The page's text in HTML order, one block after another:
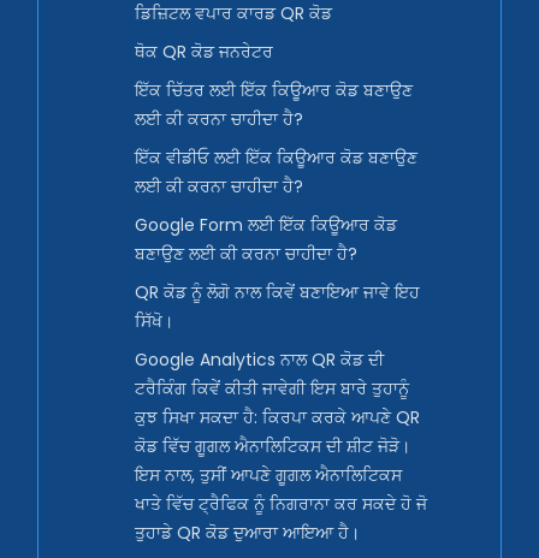
ਡਿਜ਼ਿਟਲ ਵਪਾਰ ਕਾਰਡ QR ਕੋਡ
ਥੋਕ QR ਕੋਡ ਜਨਰੇਟਰ
ਇੱਕ ਚਿੱਤਰ ਲਈ ਇੱਕ ਕਿਊਆਰ ਕੋਡ ਬਣਾਉਣ
ਲਈ ਕੀ ਕਰਨਾ ਚਾਹੀਦਾ ਹੈ?
ਇੱਕ ਵੀਡੀਓ ਲਈ ਇੱਕ ਕਿਊਆਰ ਕੋਡ ਬਣਾਉਣ
ਲਈ ਕੀ ਕਰਨਾ ਚਾਹੀਦਾ ਹੈ?
Google Form ਲਈ ਇੱਕ ਕਿਊਆਰ ਕੋਡ
ਬਣਾਉਣ ਲਈ ਕੀ ਕਰਨਾ ਚਾਹੀਦਾ ਹੈ?
QR ਕੋਡ ਨੂੰ ਲੋਗੋ ਨਾਲ ਕਿਵੇਂ ਬਣਾਇਆ ਜਾਵੇ ਇਹ
ਸਿੱਖੋ।
Google Analytics ਨਾਲ QR ਕੋਡ ਦੀ
ਟਰੈਕਿੰਗ ਕਿਵੇਂ ਕੀਤੀ ਜਾਵੇਗੀ ਇਸ ਬਾਰੇ ਤੁਹਾਨੂੰ
ਕੁਝ ਸਿਖਾ ਸਕਦਾ ਹੈ: ਕਿਰਪਾ ਕਰਕੇ ਆਪਣੇ QR
ਕੋਡ ਵਿੱਚ ਗੂਗਲ ਐਨਾਲਿਟਿਕਸ ਦੀ ਸ਼ੀਟ ਜੋੜੋ।
ਇਸ ਨਾਲ, ਤੁਸੀਂ ਆਪਣੇ ਗੂਗਲ ਐਨਾਲਿਟਿਕਸ
ਖਾਤੇ ਵਿੱਚ ਟ੍ਰੈਫਿਕ ਨੂੰ ਨਿਗਰਾਨਾ ਕਰ ਸਕਦੇ ਹੋ ਜੋ
ਤੁਹਾਡੇ QR ਕੋਡ ਦੁਆਰਾ ਆਇਆ ਹੈ।